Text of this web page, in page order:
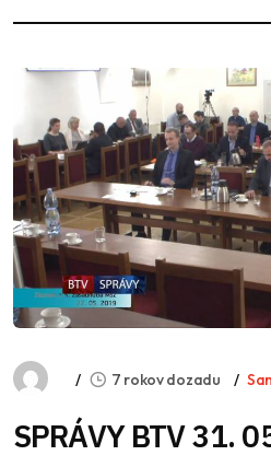
7 rokov dozadu
SPRÁVY BTV 31.